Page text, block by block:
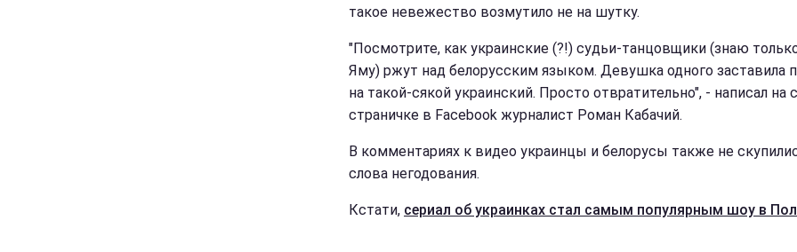
такое невежество возмутило не на шутку.
"Посмотрите, как украинские (?!) судьи-танцовщики (знаю
Яму) ржут над белорусским языком. Девушка одного заставила
на такой-сякой украинский. Просто отвратительно", - написал на
страничке в Facebook журналист Роман Кабачий.
В комментариях к видео украинцы и белорусы также не
слова негодования.
Кстати, сериал об украинках стал самым популярным шоу в